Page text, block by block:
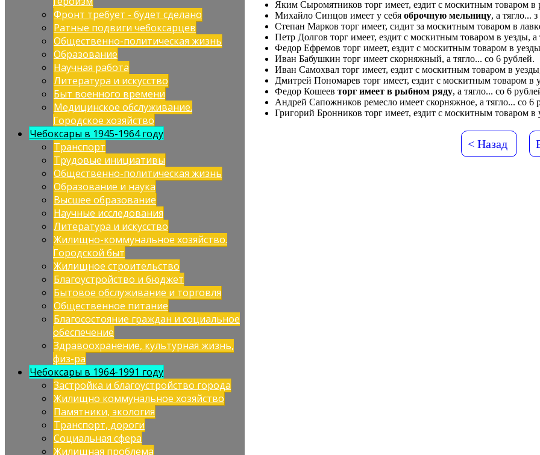
Фронт требует - будет сделано
Ратные подвиги чебоксарцев
Общественно-политическая жизнь
Образование
Научная работа
Литература и искусство
Быт военного времени
Медицинское обслуживание.
Городское хозяйство
Чебоксары в 1945-1964 году
Транспорт
Трудовые инициативы
Общественно-политическая жизнь
Образование и наука
Высшее образование
Научные исследования
Литература и искусство
Жилищно-коммунальное хозяйство.
Городской быт
Жилищное строительство
Благоустройство и бюджет
Бытовое обслуживание и торговля
Общественное питание
Благосостояние граждан и социальное
обеспечение
Здравоохранение, культурная жизнь,
физ-ра
Чебоксары в 1964-1991 году
Застройка и благоустройство города
Жилищно коммунальное хозяйство
Памятники, экология
Транспорт, дороги
Социальная сфера
Жилищная проблема
Яким Сыромятников торг имеет, ездит с москитным товаром в
Михайло Синцов имеет у себяоброчную мельницу, а тягло...
Степан Марков торг имеет, сидит за москитным товаром в
Петр Долгов торг имеет, ездит с москитным товаром в уезды, а
Федор Ефремов торг имеет, ездит с москитным товаром в
Иван Бабушкин торг имеет скорняжный, а тягло... со 6 рублей.
Иван Самохвал торг имеет, ездит с москитным товаром в
Дмитрей Пономарев торг имеет, ездит с москитным товаром в
Федор Кошеевторг имеет в рыбном ряду, а тягло... со 6
Андрей Сапожников ремесло имеет скорняжное, а тягло... со 6
Григорий Бронников торг имеет, ездит с москитным товаром в
< Назад